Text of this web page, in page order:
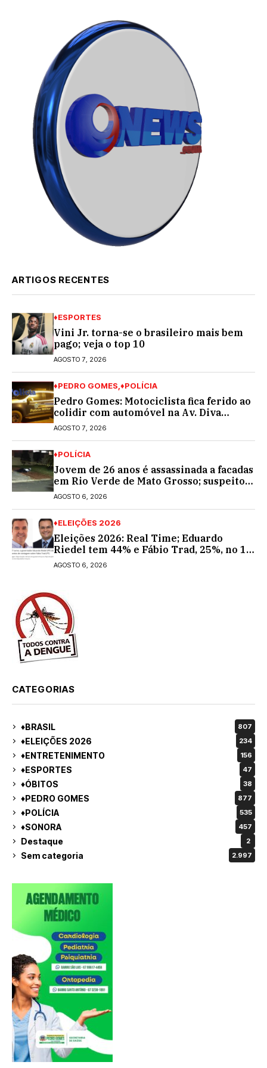
ARTIGOS RECENTES
♦ESPORTES
Vini Jr. torna-se o brasileiro mais bem
pago; veja o top 10
AGOSTO 7, 2026
♦PEDRO GOMES ♦POLÍCIA
Pedro Gomes: Motociclista fica ferido ao
colidir com automóvel na Av. Diva
Araújo; ele não tinha CNH
AGOSTO 7, 2026
♦POLÍCIA
Jovem de 26 anos é assassinada a facadas
em Rio Verde de Mato Grosso; suspeito é
procurado
AGOSTO 6, 2026
♦ELEIÇÕES 2026
Eleições 2026: Real Time; Eduardo
Riedel tem 44% e Fábio Trad, 25%, no 1º
turno para o governo do MS
AGOSTO 6, 2026
CATEGORIAS
♦BRASIL 807
♦ELEIÇÕES 2026 234
♦ENTRETENIMENTO 156
♦ESPORTES 47
♦ÓBITOS 38
♦PEDRO GOMES 877
♦POLÍCIA 535
♦SONORA 457
Destaque 2
Sem categoria 2.997